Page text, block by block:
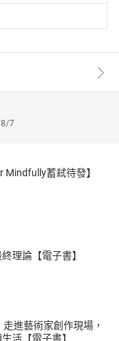
作《崖上的波妞》期
聲吵醒，以為是一場
現，產生的一種朦朧
她瘋瘋癲癲，一位小
是明治維新時期的國
，但他仍偏愛東方文
深深影響日本文學的
心)是專業的有聲出版
大師袁光麟先生擔任
遍及所有華人有聲通
場與公播市場。不論
作。
8/7
Mindfully蓄弒待發】
理論【電子書】
進藝術家創作現場，
活【電子書】